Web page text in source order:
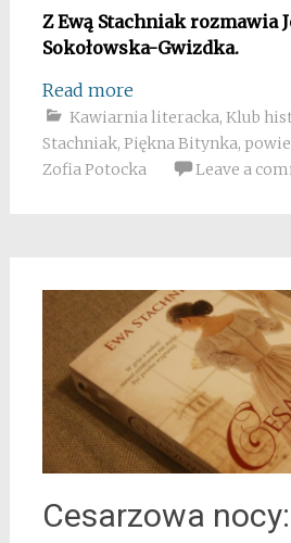
Z Ewą Stachniak rozmawia
Sokołowska-Gwizdka.
Read more
Kawiarnia literacka, Klub
Stachniak, Piękna Bitynka,
Zofia Potocka
Leave a
Cesarzowa